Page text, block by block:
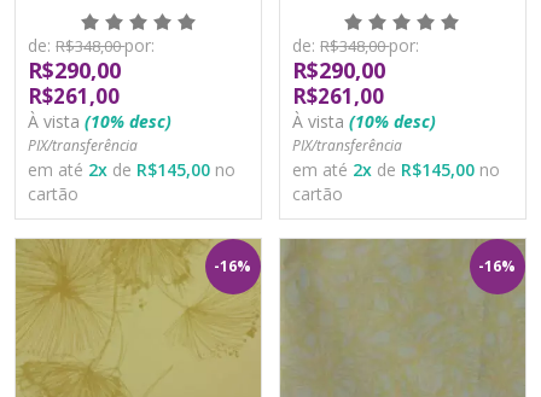
Vinílico Lavável
de: R$348,00por:
R$290,00
R$261,00
À vista (10% desc)
PIX/transferência
em até 2x de R$145,00 no
cartão
Vinílico Lavável
de: R$348,00por:
R$290,00
R$261,00
À vista (10% desc)
PIX/transferência
em até 2x de R$145,00 no
cartão
-16% -16%